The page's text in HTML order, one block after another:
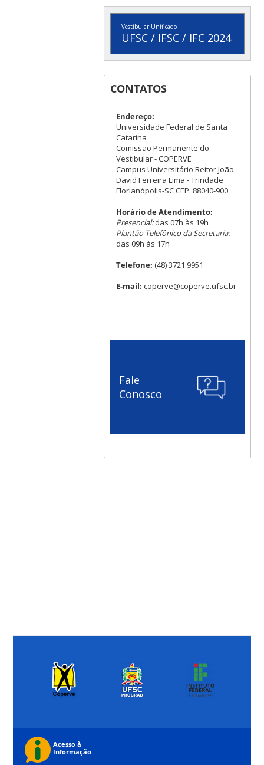
Vestibular Unificado
UFSC / IFSC / IFC 2024
CONTATOS
Endereço:
Universidade Federal de Santa
Catarina
Comissão Permanente do
Vestibular - COPERVE
Campus Universitário Reitor João
David Ferreira Lima - Trindade
Florianópolis-SC CEP: 88040-900
Horário de Atendimento:
Presencial:das 07h às 19h
Plantão Telefônico da Secretaria:
das 09h às 17h
Telefone: (48) 3721.9951
E-mail: coperve@coperve.ufsc.br
Fale
Conosco